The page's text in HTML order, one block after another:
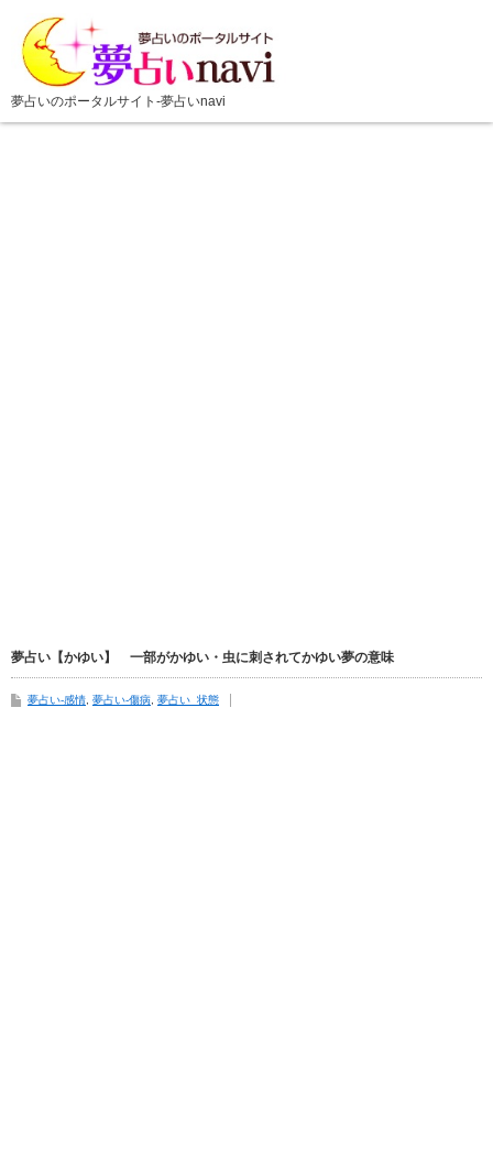
夢占い【かゆい】 一部がかゆい・虫に刺されてかゆい夢の意味
夢占い-感情, 夢占い-傷病, 夢占い_状態